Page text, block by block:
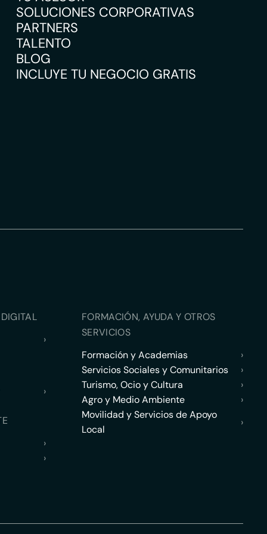
SOLUCIONES CORPORATIVAS
PARTNERS
TALENTO
BLOG
INCLUYE TU NEGOCIO GRATIS
›
›
›
›
FORMACIÓN, AYUDA Y OTROS
SERVICIOS
Formación y Academias
›
Servicios Sociales y Comunitarios
›
Turismo, Ocio y Cultura
›
Agro y Medio Ambiente
›
Movilidad y Servicios de Apoyo
Local
›